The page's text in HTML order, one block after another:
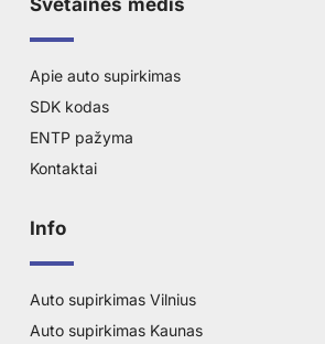
Apie auto supirkimas
SDK kodas
ENTP pažyma
Kontaktai
Info
Auto supirkimas Vilnius
Auto supirkimas Kaunas